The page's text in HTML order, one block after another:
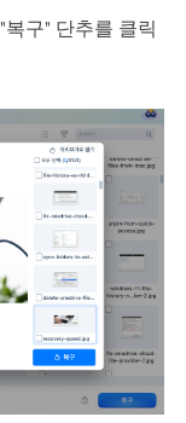
구" 단추를 클릭